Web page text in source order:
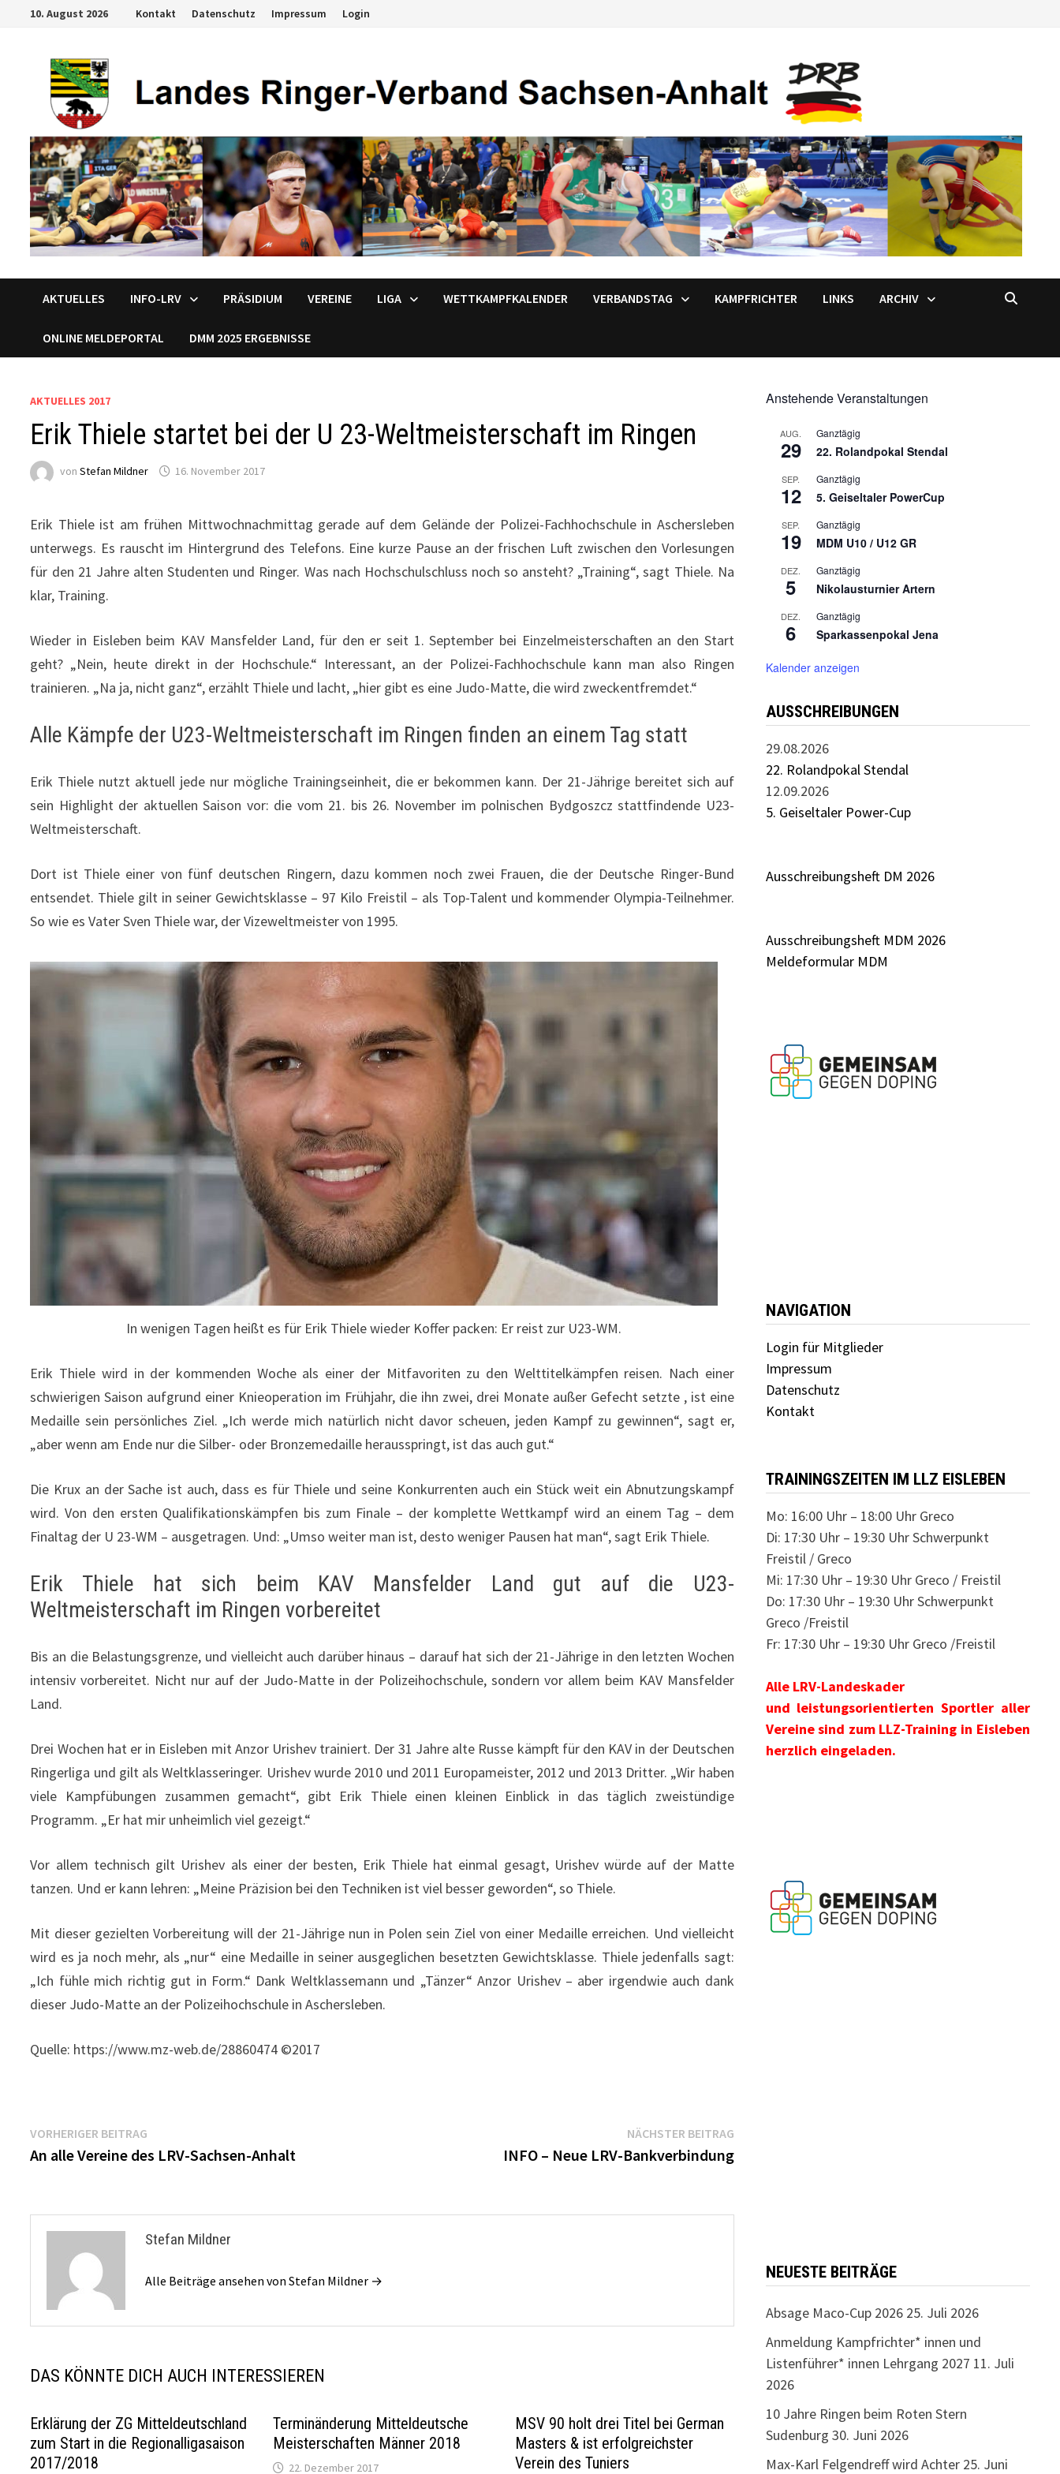
10. August 2026 Kontakt Datenschutz Impressum Login
AKTUELLES INFO-LRV PRÄSIDIUM VEREINE LIGA WETTKAMPFKALENDER VERBANDSTAG KAMPFRICHTER LINKS ARCHIV
ONLINE MELDEPORTAL DMM 2025 ERGEBNISSE
AKTUELLES 2017
Erik Thiele startet bei der U 23-Weltmeisterschaft im Ringen
vonStefan Mildner 16. November 2017
Erik Thiele ist am frühen Mittwochnachmittag gerade auf dem Gelände der Polizei-Fachhochschule in Aschersleben
unterwegs. Es rauscht im Hintergrund des Telefons. Eine kurze Pause an der frischen Luft zwischen den Vorlesungen
für den 21 Jahre alten Studenten und Ringer. Was nach Hochschulschluss noch so ansteht? „Training“, sagt Thiele. Na
klar, Training.
Wieder in Eisleben beim KAV Mansfelder Land, für den er seit 1. September bei Einzelmeisterschaften an den Start
geht? „Nein, heute direkt in der Hochschule.“ Interessant, an der Polizei-Fachhochschule kann man also Ringen
trainieren. „Na ja, nicht ganz“, erzählt Thiele und lacht, „hier gibt es eine Judo-Matte, die wird zweckentfremdet.“
Alle Kämpfe der U23-Weltmeisterschaft im Ringen finden an einem Tag statt
Erik Thiele nutzt aktuell jede nur mögliche Trainingseinheit, die er bekommen kann. Der 21-Jährige bereitet sich auf
sein Highlight der aktuellen Saison vor: die vom 21. bis 26. November im polnischen Bydgoszcz stattfindende U23-
Weltmeisterschaft.
Dort ist Thiele einer von fünf deutschen Ringern, dazu kommen noch zwei Frauen, die der Deutsche Ringer-Bund
entsendet. Thiele gilt in seiner Gewichtsklasse – 97 Kilo Freistil – als Top-Talent und kommender Olympia-Teilnehmer.
So wie es Vater Sven Thiele war, der Vizeweltmeister von 1995.
In wenigen Tagen heißt es für Erik Thiele wieder Koffer packen: Er reist zur U23-WM.
Erik Thiele wird in der kommenden Woche als einer der Mitfavoriten zu den Welttitelkämpfen reisen. Nach einer
schwierigen Saison aufgrund einer Knieoperation im Frühjahr, die ihn zwei, drei Monate außer Gefecht setzte , ist eine
Medaille sein persönliches Ziel. „Ich werde mich natürlich nicht davor scheuen, jeden Kampf zu gewinnen“, sagt er,
„aber wenn am Ende nur die Silber- oder Bronzemedaille herausspringt, ist das auch gut.“
Die Krux an der Sache ist auch, dass es für Thiele und seine Konkurrenten auch ein Stück weit ein Abnutzungskampf
wird. Von den ersten Qualifikationskämpfen bis zum Finale – der komplette Wettkampf wird an einem Tag – dem
Finaltag der U 23-WM – ausgetragen. Und: „Umso weiter man ist, desto weniger Pausen hat man“, sagt Erik Thiele.
Erik Thiele hat sich beim KAV Mansfelder Land gut auf die U23-
Weltmeisterschaft im Ringen vorbereitet
Bis an die Belastungsgrenze, und vielleicht auch darüber hinaus – darauf hat sich der 21-Jährige in den letzten Wochen
intensiv vorbereitet. Nicht nur auf der Judo-Matte in der Polizeihochschule, sondern vor allem beim KAV Mansfelder
Land.
Drei Wochen hat er in Eisleben mit Anzor Urishev trainiert. Der 31 Jahre alte Russe kämpft für den KAV in der Deutschen
Ringerliga und gilt als Weltklasseringer. Urishev wurde 2010 und 2011 Europameister, 2012 und 2013 Dritter. „Wir haben
viele Kampfübungen zusammen gemacht“, gibt Erik Thiele einen kleinen Einblick in das täglich zweistündige
Programm. „Er hat mir unheimlich viel gezeigt.“
Vor allem technisch gilt Urishev als einer der besten, Erik Thiele hat einmal gesagt, Urishev würde auf der Matte
tanzen. Und er kann lehren: „Meine Präzision bei den Techniken ist viel besser geworden“, so Thiele.
Mit dieser gezielten Vorbereitung will der 21-Jährige nun in Polen sein Ziel von einer Medaille erreichen. Und vielleicht
wird es ja noch mehr, als „nur“ eine Medaille in seiner ausgeglichen besetzten Gewichtsklasse. Thiele jedenfalls sagt:
„Ich fühle mich richtig gut in Form.“ Dank Weltklassemann und „Tänzer“ Anzor Urishev – aber irgendwie auch dank
dieser Judo-Matte an der Polizeihochschule in Aschersleben.
Quelle: https://www.mz-web.de/28860474 ©2017
Beitragsnavigation
VORHERIGER BEITRAG
Beitrag:
An alle Vereine des LRV-Sachsen-Anhalt
NÄCHSTER BEITRAGNächster
Beitrag:
INFO – Neue LRV-Bankverbindung
Stefan Mildner
Alle Beiträge ansehen von Stefan Mildner →
DAS KÖNNTE DICH AUCH INTERESSIEREN
Erklärung der ZG Mitteldeutschland
zum Start in die Regionalligasaison
2017/2018
Terminänderung Mitteldeutsche
Meisterschaften Männer 2018
22. Dezember 2017
MSV 90 holt drei Titel bei German
Masters & ist erfolgreichster
Verein des Tuniers
Anstehende Veranstaltungen
AUG.
29
Ganztägig
22. Rolandpokal Stendal
SEP.
12
Ganztägig
5. Geiseltaler PowerCup
SEP.
19
Ganztägig
MDM U10 / U12 GR
DEZ.
5
Ganztägig
Nikolausturnier Artern
DEZ.
6
Ganztägig
Sparkassenpokal Jena
Kalender anzeigen
AUSSCHREIBUNGEN
29.08.2026
22. Rolandpokal Stendal
12.09.2026
5. Geiseltaler Power-Cup
Ausschreibungsheft DM 2026
Ausschreibungsheft MDM 2026
Meldeformular MDM
NAVIGATION
Login für Mitglieder
Impressum
Datenschutz
Kontakt
TRAININGSZEITEN IM LLZ EISLEBEN
Mo: 16:00 Uhr – 18:00 Uhr Greco
Di: 17:30 Uhr – 19:30 Uhr Schwerpunkt
Freistil / Greco
Mi: 17:30 Uhr – 19:30 Uhr Greco / Freistil
Do: 17:30 Uhr – 19:30 Uhr Schwerpunkt
Greco /Freistil
Fr: 17:30 Uhr – 19:30 Uhr Greco /Freistil
Alle LRV-Landeskader
und leistungsorientierten Sportler aller
Vereine sind zum LLZ-Training in Eisleben
herzlich eingeladen.
NEUESTE BEITRÄGE
Absage Maco-Cup 2026 25. Juli 2026
Anmeldung Kampfrichter* innen und
Listenführer* innen Lehrgang 2027 11. Juli
2026
10 Jahre Ringen beim Roten Stern
Sudenburg 30. Juni 2026
Max-Karl Felgendreff wird Achter 25. Juni